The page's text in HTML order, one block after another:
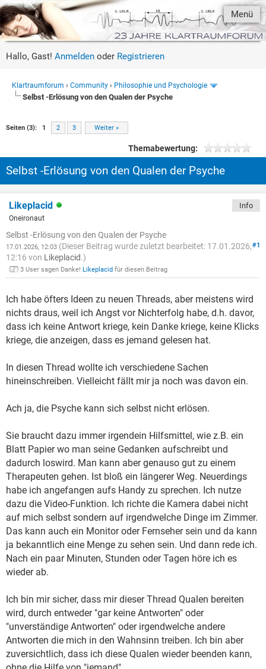
Menü
Hallo, Gast! Anmelden oder Registrieren
Klartraumforum › Community › Philosophie und Psychologie
Selbst -Erlösung von den Qualen der Psyche
Seiten (3): 1 2 3 Weiter »
Themabewertung:
Selbst -Erlösung von den Qualen der Psyche
Likeplacid
Oneironaut
Info
Selbst -Erlösung von den Qualen der Psyche
#1
17.01.2026, 12:03 (Dieser Beitrag wurde zuletzt bearbeitet: 17.01.2026,
12:16 von Likeplacid.)
3 User sagen Danke! Likeplacid für diesen Beitrag
Ich habe öfters Ideen zu neuen Threads, aber meistens wird
nichts draus, weil ich Angst vor Nichterfolg habe, d.h. davor,
dass ich keine Antwort kriege, kein Danke kriege, keine Klicks
kriege, die anzeigen, dass es jemand gelesen hat.
In diesen Thread wollte ich verschiedene Sachen
hineinschreiben. Vielleicht fällt mir ja noch was davon ein.
Ach ja, die Psyche kann sich selbst nicht erlösen.
Sie braucht dazu immer irgendein Hilfsmittel, wie z.B. ein
Blatt Papier wo man seine Gedanken aufschreibt und
dadurch loswird. Man kann aber genauso gut zu einem
Therapeuten gehen. Ist bloß ein längerer Weg. Neuerdings
habe ich angefangen aufs Handy zu sprechen. Ich nutze
dazu die Video-Funktion. Ich richte die Kamera dabei nicht
auf mich selbst sondern auf irgendwelche Dinge im Zimmer.
Das kann auch ein Monitor oder Fernseher sein und da kann
ja bekanntlich eine Menge zu sehen sein. Und dann rede ich.
Nach ein paar Minuten, Stunden oder Tagen höre ich es
wieder ab.
Ich bin mir sicher, dass mir dieser Thread Qualen bereiten
wird, durch entweder "gar keine Antworten" oder
"unverständige Antworten" oder irgendwelche andere
Antworten die mich in den Wahnsinn treiben. Ich bin aber
zuversichtlich, dass ich diese Qualen wieder beenden kann,